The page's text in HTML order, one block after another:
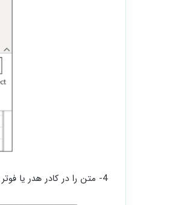
4- متن را در کادر هدر یا فوتر بنویسید.